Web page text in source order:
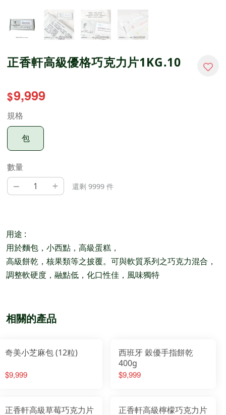
正香軒高級優格巧克力片1KG.10
$9,999
規格
包
數量
– + 還剩 9999 件
用途 :
用於麵包，小西點，高級蛋糕，
高級餅乾，核果類等之披覆。可與軟質系列之巧克力混合，
調整軟硬度，融點低，化口性佳，風味獨特
相關的產品
奇美小芝麻包 (12粒)
$9,999
西班牙 穀優手指餅乾
400g
$9,999
正香軒高級草莓巧克力片
正香軒高級檸檬巧克力片